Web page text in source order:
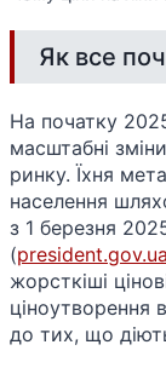
Як все
На початку
масштабні
ринку. Їхня
населення
з 1 березня
(president.gov.ua
жорсткіші
ціноутворення
до тих, що